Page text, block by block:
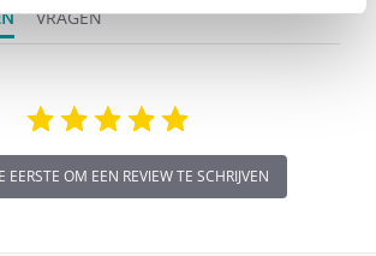
VRAGEN
EERSTE OM EEN REVIEW TE SCHRIJVEN